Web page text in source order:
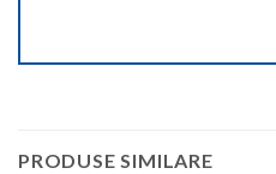
PRODUSE SIMILARE